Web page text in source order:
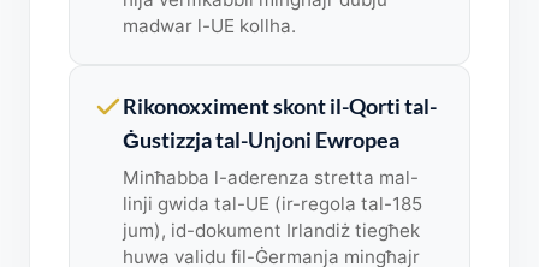
madwar l-UE kollha.
Rikonoxximent skont il-Qorti tal-
Ġustizzja tal-Unjoni Ewropea
Minħabba l-aderenza stretta mal-
linji gwida tal-UE (ir-regola tal-185
jum), id-dokument Irlandiż tiegħek
huwa validu fil-Ġermanja mingħajr